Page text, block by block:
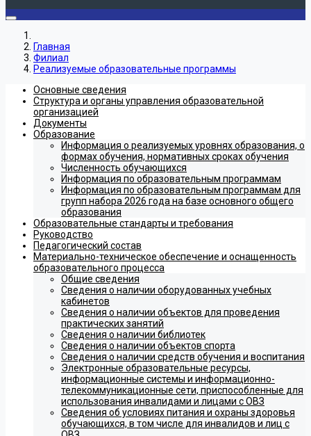
Главная
Филиал
Реализуемые образовательные программы
Основные сведения
Структура и органы управления образовательной
организацией
Документы
Образование
Информация о реализуемых уровнях образования, о
формах обучения, нормативных сроках обучения
Численность обучающихся
Информация по образовательным программам
Информация по образовательным программам для
групп набора 2026 года на базе основного общего
образования
Образовательные стандарты и требования
Руководство
Педагогический состав
Материально-техническое обеспечение и оснащенность
образовательного процесса
Общие сведения
Сведения о наличии оборудованных учебных
кабинетов
Сведения о наличии объектов для проведения
практических занятий
Сведения о наличии библиотек
Сведения о наличии объектов спорта
Сведения о наличии средств обучения и воспитания
Электронные образовательные ресурсы,
информационные системы и информационно-
телекоммуникационные сети, приспособленные для
использования инвалидами и лицами с ОВЗ
Сведения об условиях питания и охраны здоровья
обучающихся, в том числе для инвалидов и лиц с